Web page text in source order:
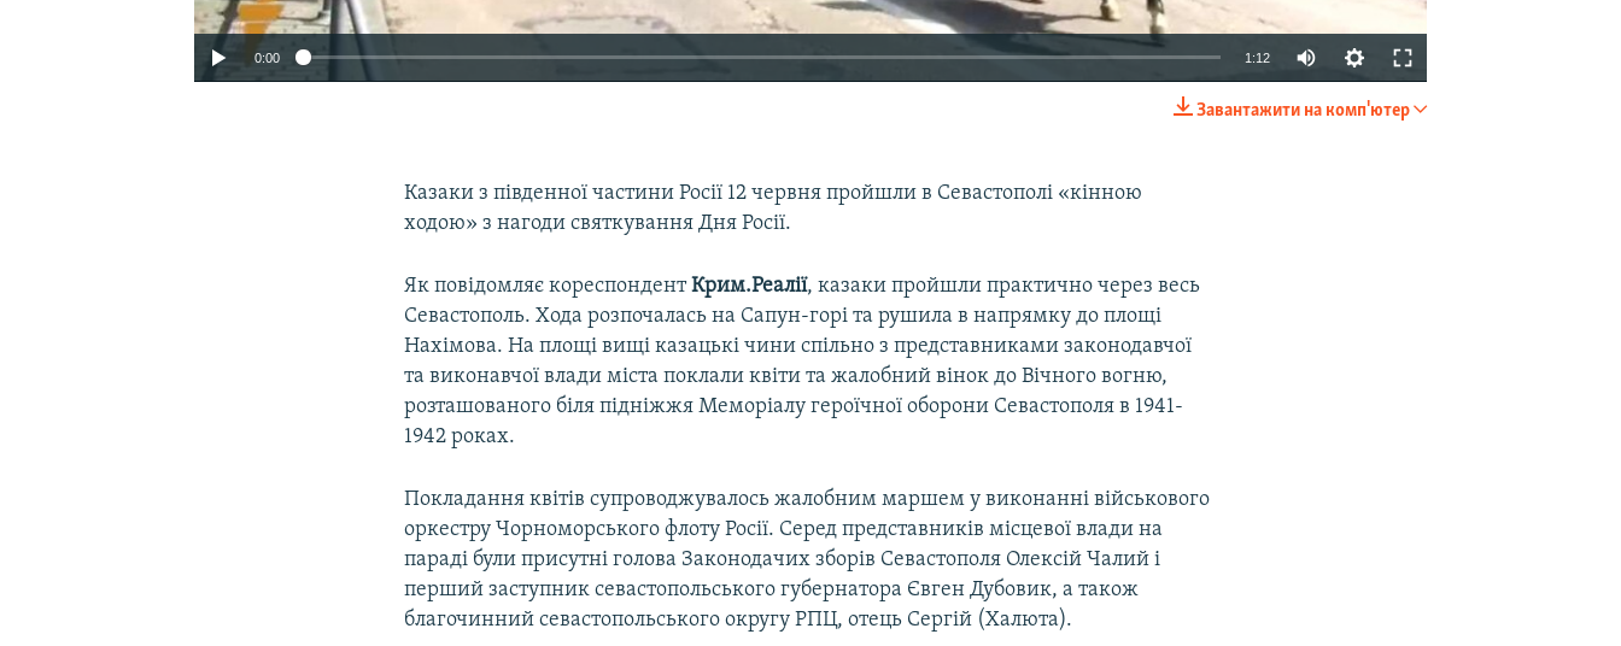
0:00 1:12
Завантажити на комп'ютер
Казаки з південної частини Росії 12 червня пройшли в Севастополі «кінною
ходою» з нагоди святкування Дня Росії.
Як повідомляє кореспондентКрим.Реалії, казаки пройшли практично через весь
Севастополь. Хода розпочалась на Сапун-горі та рушила в напрямку до площі
Нахімова. На площі вищі казацькі чини спільно з представниками законодавчої
та виконавчої влади міста поклали квіти та жалобний вінок до Вічного вогню,
розташованого біля підніжжя Меморіалу героїчної оборони Севастополя в 1941-
1942 роках.
Покладання квітів супроводжувалось жалобним маршем у виконанні військового
оркестру Чорноморського флоту Росії. Серед представників місцевої влади на
параді були присутні голова Законодачих зборів Севастополя Олексій Чалий і
перший заступник севастопольського губернатора Євген Дубовик, а також
благочинний севастопольського округу РПЦ, отець Сергій (Халюта).